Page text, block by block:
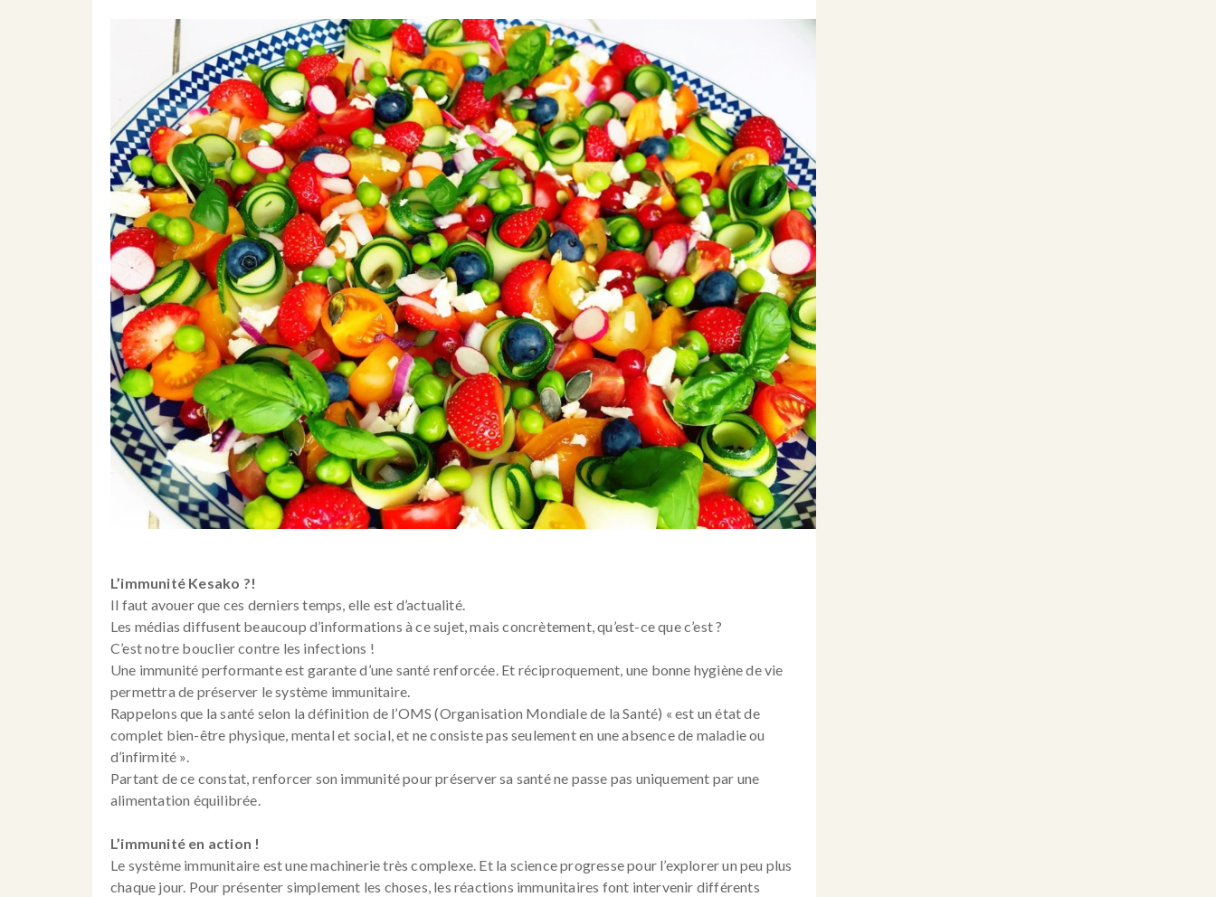
L’immunité Kesako ?!
Il faut avouer que ces derniers temps, elle est d’actualité.
Les médias diffusent beaucoup d’informations à ce sujet, mais concrètement, qu’est-ce que c’est ?
C’est notre bouclier contre les infections !
Une immunité performante est garante d’une santé renforcée. Et réciproquement, une bonne hygiène de vie
permettra de préserver le système immunitaire.
Rappelons que la santé selon la définition de l’OMS (Organisation Mondiale de la Santé) « est un état de
complet bien-être physique, mental et social, et ne consiste pas seulement en une absence de maladie ou
d’infirmité ».
Partant de ce constat, renforcer son immunité pour préserver sa santé ne passe pas uniquement par une
alimentation équilibrée.
L’immunité en action !
Le système immunitaire est une machinerie très complexe. Et la science progresse pour l’explorer un peu plus
chaque jour. Pour présenter simplement les choses, les réactions immunitaires font intervenir différents